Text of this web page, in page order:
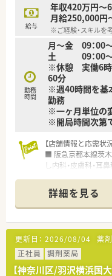
【求人情報について】
■ご経験やスキル
範囲で給与を決定
■賞与は年に2回、
頑張りがきちんと評
■住宅手当や家族
の福利厚生が大変充
給与
年収420万円～
月給250,000円
※ご経験・スキルを
勤務
時間
月～金 09：00
土 09：00～
※休憩 実働6時
60分
※週40時間を基
勤務
※一ヶ月単位の
※開局時間次第
【店舗情報と応需状
■ 阪急京都本線茨
し内科・皮膚科・耳
る見込みで常勤2名
■ 応需科目が内科、
ため幅広い知識と
【法人特徴について】
■ 大阪府八尾市を
収増益を続ける勢い
■ 自社開発のクリ
詳細を見る
更新日： 2026/08/04 薬
正社員
調剤薬局
【神奈川区/羽沢横浜国